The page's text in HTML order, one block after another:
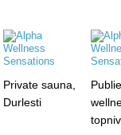
Private sauna,
Durlesti